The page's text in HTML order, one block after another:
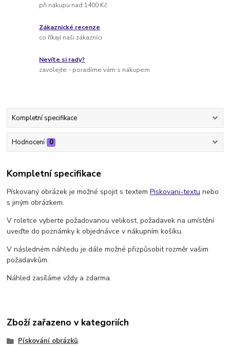
při nákupu nad 1400 Kč
Zákaznické recenze
co říkají naši zákazníci
Nevíte si rady?
zavolejte - poradíme vám s nákupem
Kompletní specifikace
Hodnocení 0
Kompletní specifikace
Pískovaný obrázek je možné spojit s textemPiskovani-textu nebo
s jiným obrázkem.
V roletce vyberte požadovanou velikost, požadavek na umístění
uveďte do poznámky k objednávce v nákupním košíku.
V následném náhledu je dále možné přizpůsobit rozměr vašim
požadavkům.
Náhled zasíláme vždy a zdarma.
Zboží zařazeno v kategoriích
Pískování obrázků